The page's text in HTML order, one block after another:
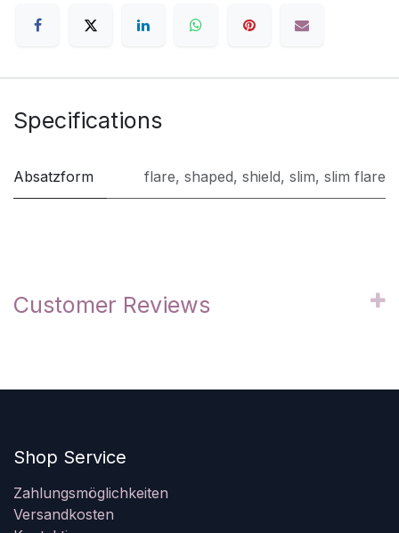
Specifications
Absatzform flare, shaped, shield, slim, slim flare
Customer Reviews
Shop Service
Zahlungsmöglichkeiten
Versandkosten